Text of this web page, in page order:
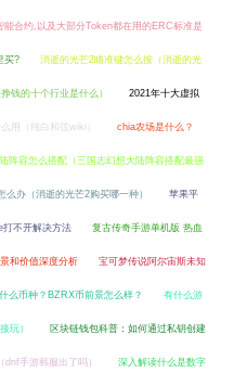
能合约,以及大部分Token都在用的ERC标准是
买? 消逝的光芒2瞄准键怎么按（消逝的光
钱的十个行业是什么） 2021年十大虚拟
用（纯白和弦wiki） chia农场是什么？
阵容怎么搭配（三国志幻想大陆阵容搭配最强
办（消逝的光芒2购买哪一种） 苹果平
不开解决方法 复古传奇手游单机版 热血
和价值深度分析 宝可梦传说阿尔宙斯未知
么币种？BZRX币前景怎么样？ 有什么游
玩） 区块链钱包科普：如何通过私钥创建
手游韩服出了吗） 深入解读什么是数字